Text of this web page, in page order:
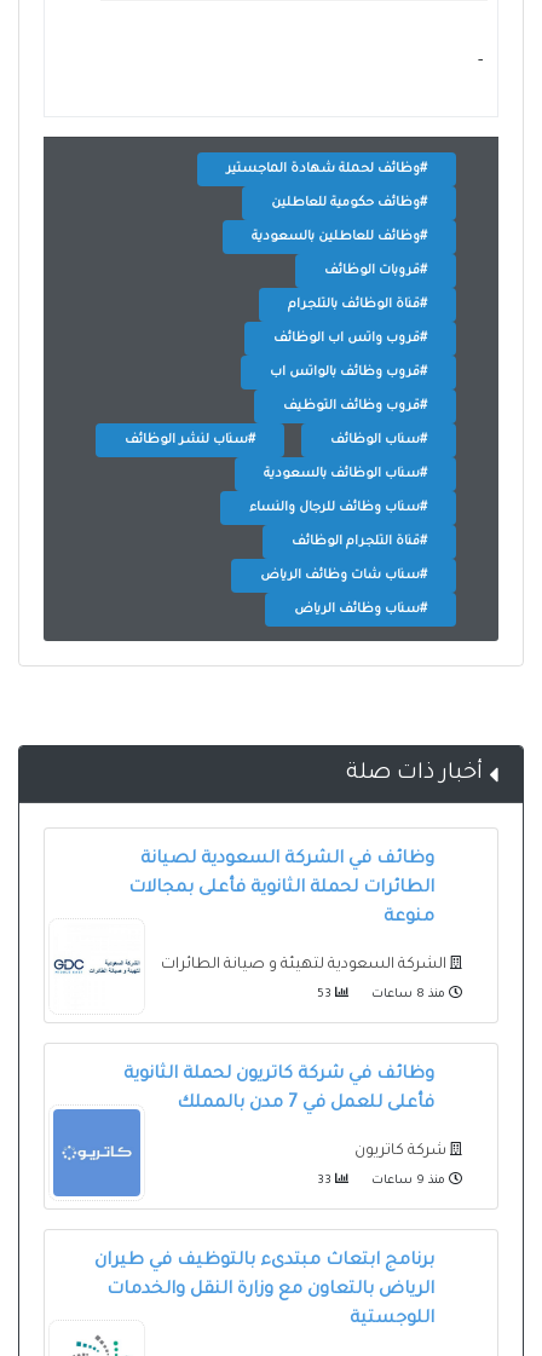
- ‏
#وظائف لحملة شهادة الماجستير
#وظائف حكومية للعاطلين
#وظائف للعاطلين بالسعودية
#قروبات الوظائف
#قناة الوظائف بالتلجرام
#قروب واتس اب الوظائف
#قروب وظائف بالواتس اب
#قروب وظائف التوظيف
#سناب الوظائف #سناب لنشر الوظائف
#سناب الوظائف بالسعودية
#سناب وظائف للرجال والنساء
#قناة التلجرام الوظائف
#سناب شات وظائف الرياض
#سناب وظائف الرياض
أخبار ذات صلة
وظائف في الشركة السعودية لصيانة
الطائرات لحملة الثانوية فأعلى بمجالات
منوعة
الشركة السعودية لتهيئة و صيانة الطائرات
منذ 8 ساعات
وظائف في شركة كاتريون لحملة الثانوية
فأعلى للعمل في 7 مدن بالمملك
شركة كاتريون
منذ 9 ساعات
برنامج ابتعاث مبتدىء بالتوظيف في طيران
الرياض بالتعاون مع وزارة النقل والخدمات
اللوجستية